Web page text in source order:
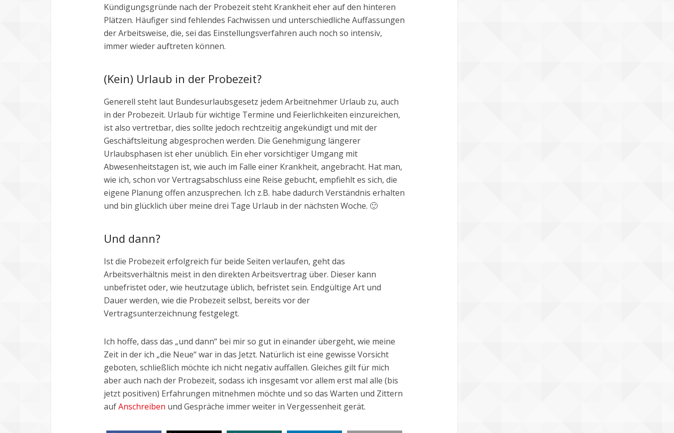
Kündigungsgründe nach der Probezeit steht Krankheit eher auf den hinteren
Plätzen. Häufiger sind fehlendes Fachwissen und unterschiedliche Auffassungen
der Arbeitsweise, die, sei das Einstellungsverfahren auch noch so intensiv,
immer wieder auftreten können.
(Kein) Urlaub in der Probezeit?
Generell steht laut Bundesurlaubsgesetz jedem Arbeitnehmer Urlaub zu, auch
in der Probezeit. Urlaub für wichtige Termine und Feierlichkeiten einzureichen,
ist also vertretbar, dies sollte jedoch rechtzeitig angekündigt und mit der
Geschäftsleitung abgesprochen werden. Die Genehmigung längerer
Urlaubsphasen ist eher unüblich. Ein eher vorsichtiger Umgang mit
Abwesenheitstagen ist, wie auch im Falle einer Krankheit, angebracht. Hat man,
wie ich, schon vor Vertragsabschluss eine Reise gebucht, empfiehlt es sich, die
eigene Planung offen anzusprechen. Ich z.B. habe dadurch Verständnis erhalten
und bin glücklich über meine drei Tage Urlaub in der nächsten Woche. 🙂
Und dann?
Ist die Probezeit erfolgreich für beide Seiten verlaufen, geht das
Arbeitsverhältnis meist in den direkten Arbeitsvertrag über. Dieser kann
unbefristet oder, wie heutzutage üblich, befristet sein. Endgültige Art und
Dauer werden, wie die Probezeit selbst, bereits vor der
Vertragsunterzeichnung festgelegt.
Ich hoffe, dass das „und dann“ bei mir so gut in einander übergeht, wie meine
Zeit in der ich „die Neue“ war in das Jetzt. Natürlich ist eine gewisse Vorsicht
geboten, schließlich möchte ich nicht negativ auffallen. Gleiches gilt für mich
aber auch nach der Probezeit, sodass ich insgesamt vor allem erst mal alle (bis
jetzt positiven) Erfahrungen mitnehmen möchte und so das Warten und Zittern
aufAnschreiben und Gespräche immer weiter in Vergessenheit gerät.